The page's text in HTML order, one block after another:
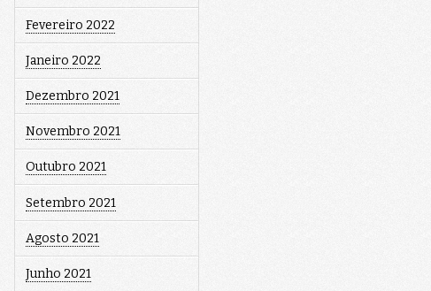
Fevereiro 2022
Janeiro 2022
Dezembro 2021
Novembro 2021
Outubro 2021
Setembro 2021
Agosto 2021
Junho 2021